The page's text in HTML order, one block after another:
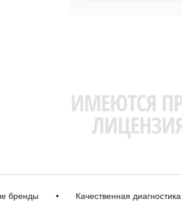
• Качественная диагностика •